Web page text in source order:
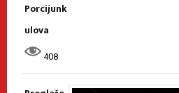
Porcijunk
ulova
408